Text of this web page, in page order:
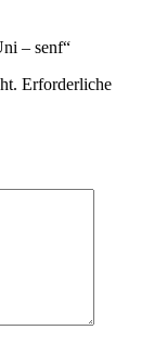
– senf“
Erforderliche